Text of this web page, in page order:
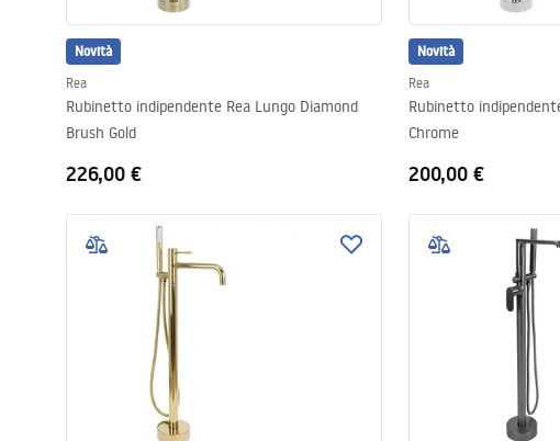
Accessori e mobili da bagno
Novità
Rea
Rubinetto indipendente Rea Lungo Diamond
Brush Gold
226,00 €
Novità
Rea
Rubinetto
Chrome
200,00 €